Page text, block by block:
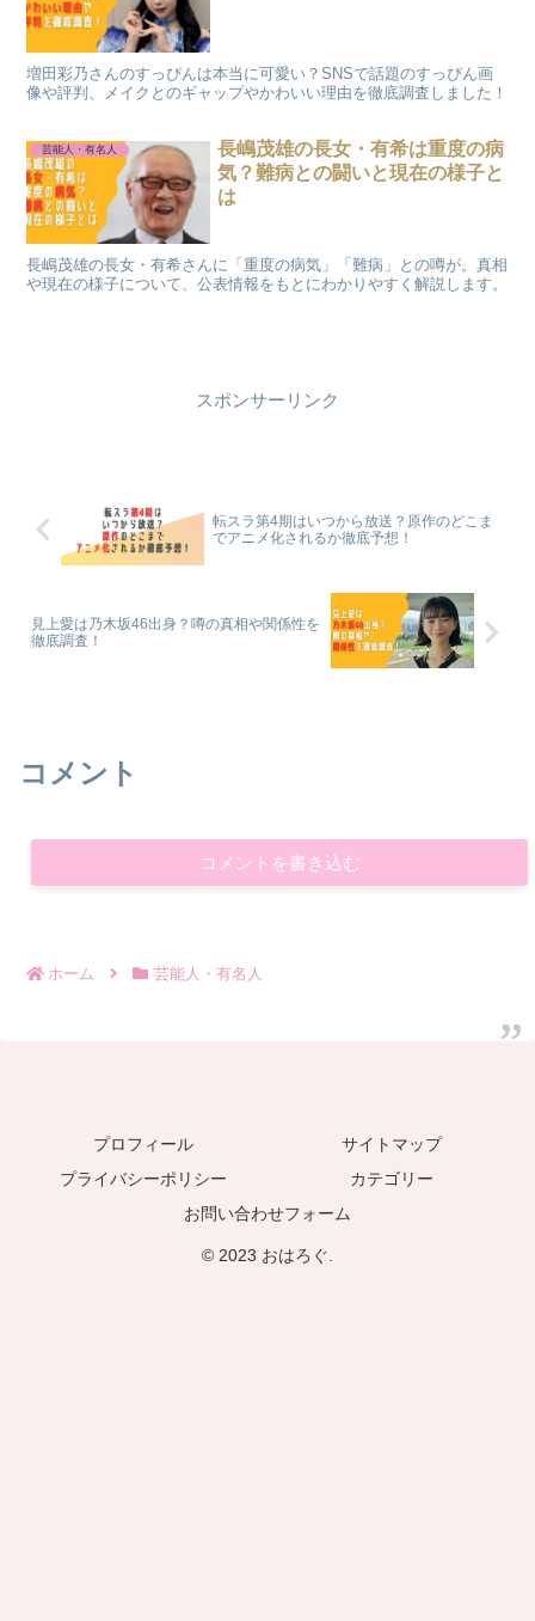
増田彩乃さんのすっぴんは本当に可愛い？SNSで話題のすっぴん画
像や評判、メイクとのギャップやかわいい理由を徹底調査しました！
芸能人・有名人
長嶋茂雄の長女・有希は重度の病
気？難病との闘いと現在の様子と
は
長嶋茂雄の長女・有希さんに「重度の病気」「難病」との噂が。真相
や現在の様子について、公表情報をもとにわかりやすく解説します。
スポンサーリンク
転スラ第4期はいつから放送？原作のどこま
でアニメ化されるか徹底予想！
見上愛は乃木坂46出身？噂の真相や関係性を
徹底調査！
コメント
コメントを書き込む
ホーム 芸能人・有名人
プロフィール
サイトマップ
プライバシーポリシー
カテゴリー
お問い合わせフォーム
© 2023 おはろぐ.